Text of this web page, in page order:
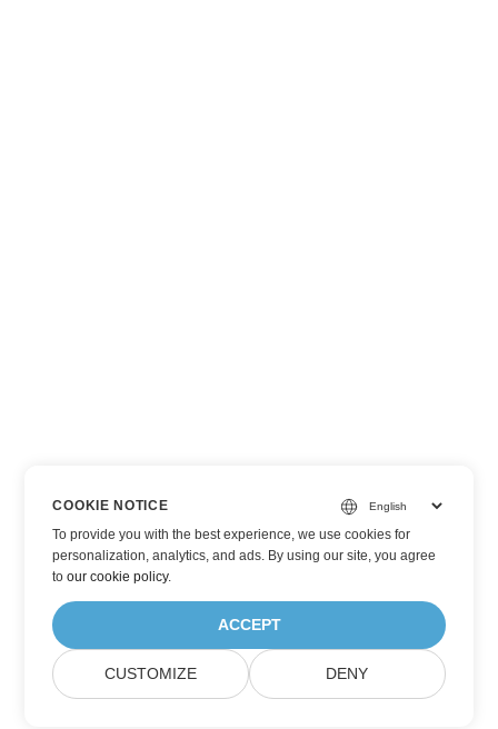
COOKIE NOTICE
To provide you with the best experience, we use cookies for
personalization, analytics, and ads. By using our site, you agree
toour cookie policy.
ACCEPT
CUSTOMIZE DENY